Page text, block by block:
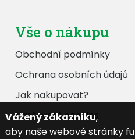
Vše o nákupu
Obchodní podmínky
Ochrana osobních údajů
Jak nakupovat?
Nastavení cookies
Vážený zákazníku,
aby naše webové stránky